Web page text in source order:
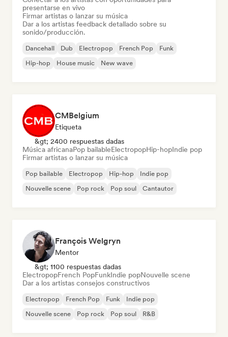
presentarse en vivo
Firmar artistas o lanzar su música
Dar a los artistas feedback detallado sobre su
sonido/producción.
Dancehall Dub Electropop French Pop
Funk
Hip-hop
House music New wave
CMBelgium
Etiqueta
&gt; 2400 respuestas dadas
Música africanaPop bailableElectropopHip-hopIndie pop
Firmar artistas o lanzar su música
Pop bailable Electropop Hip-hop
Indie pop
Nouvelle scene
Pop rock Pop soul Cantautor
François Welgryn
Mentor
&gt; 1100 respuestas dadas
ElectropopFrench PopFunkIndie popNouvelle scene
Dar a los artistas consejos constructivos
Electropop French Pop Funk
Indie pop
Nouvelle scene
Pop rock Pop soul R&B